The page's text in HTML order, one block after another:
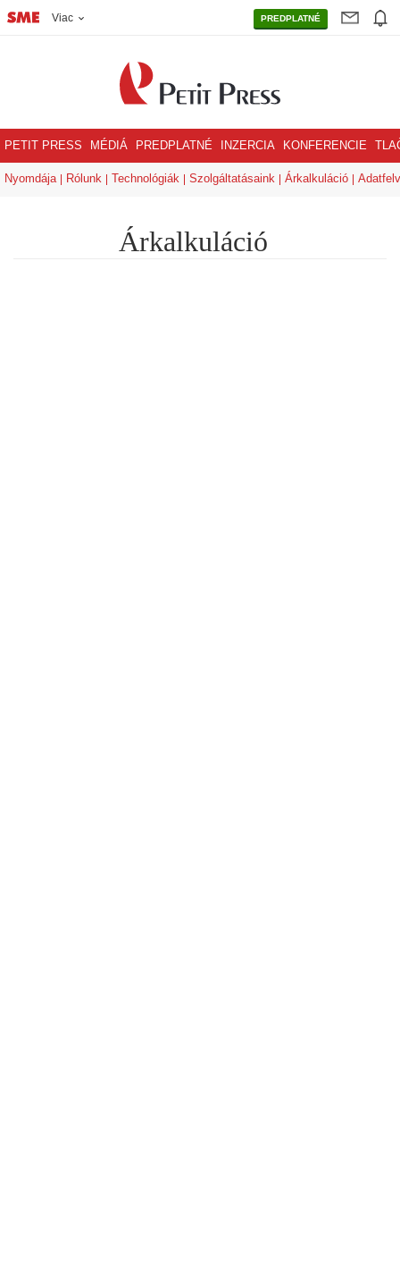
Viac PREDPLATNÉ
PETIT PRESS MÉDIÁ PREDPLATNÉ INZERCIA KONFERENCIE
Nyomdája Rólunk Technológiák Szolgáltatásaink Árkalkuláció
Árkalkuláció